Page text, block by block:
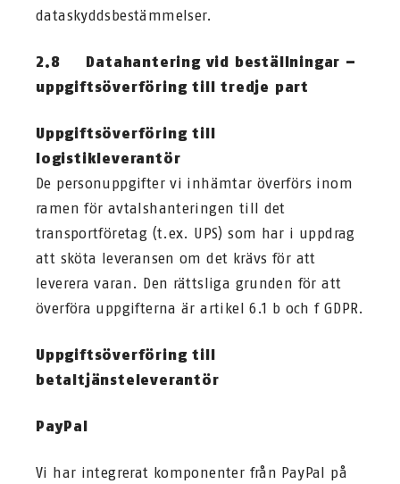
dataskyddsbestämmelser.
2.8 Datahantering vid beställningar –
uppgiftsöverföring till tredje part
Uppgiftsöverföring till
logistikleverantör
De personuppgifter vi inhämtar överförs inom
ramen för avtalshanteringen till det
transportföretag (t.ex. UPS) som har i uppdrag
att sköta leveransen om det krävs för att
leverera varan. Den rättsliga grunden för att
överföra uppgifterna är artikel 6.1 b och f GDPR.
Uppgiftsöverföring till
betaltjänsteleverantör
PayPal
Vi har integrerat komponenter från PayPal på